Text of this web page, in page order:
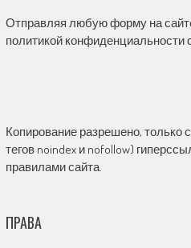
Отправляя любую форму на
политикой конфиденциальности
Копирование разрешено, только
тегов noindex и nofollow)
правилами сайта.
ПРАВА